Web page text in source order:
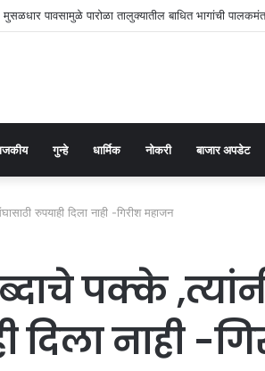
मुसळधार पावसामुळे पारोळा तालुक्यातील बाधित भागांची
गुन्हे धार्मिक नोकरी बाजार अपडेट
रुपयाही दिला नाही -गिरीश महाजन
पक्के
दिला नाही -